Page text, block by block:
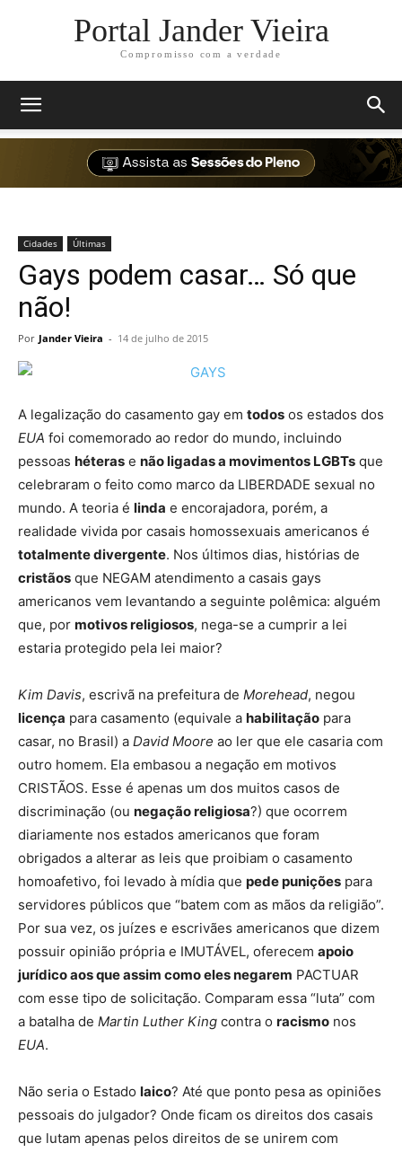
Portal Jander Vieira
Compromisso com a verdade
Cidades Últimas
Gays podem casar… Só que
não!
Por Jander Vieira - 14 de julho de 2015
A legalização do casamento gay em todos os estados dos
EUA foi comemorado ao redor do mundo, incluindo
pessoas héteras e não ligadas a movimentos LGBTs que
celebraram o feito como marco da LIBERDADE sexual no
mundo. A teoria é linda e encorajadora, porém, a
realidade vivida por casais homossexuais americanos é
totalmente divergente. Nos últimos dias, histórias de
cristãos que NEGAM atendimento a casais gays
americanos vem levantando a seguinte polêmica: alguém
que, por motivos religiosos, nega-se a cumprir a lei
estaria protegido pela lei maior?
Kim Davis, escrivã na prefeitura de Morehead, negou
licença para casamento (equivale a habilitação para
casar, no Brasil) a David Moore ao ler que ele casaria com
outro homem. Ela embasou a negação em motivos
CRISTÃOS. Esse é apenas um dos muitos casos de
discriminação (ou negação religiosa?) que ocorrem
diariamente nos estados americanos que foram
obrigados a alterar as leis que proibiam o casamento
homoafetivo, foi levado à mídia que pede punições para
servidores públicos que “batem com as mãos da religião”.
Por sua vez, os juízes e escrivães americanos que dizem
possuir opinião própria e IMUTÁVEL, oferecem apoio
jurídico aos que assim como eles negarem PACTUAR
com esse tipo de solicitação. Comparam essa “luta” com
a batalha de Martin Luther King contra o racismo nos
EUA.
Não seria o Estado laico? Até que ponto pesa as opiniões
pessoais do julgador? Onde ficam os direitos dos casais
que lutam apenas pelos direitos de se unirem com